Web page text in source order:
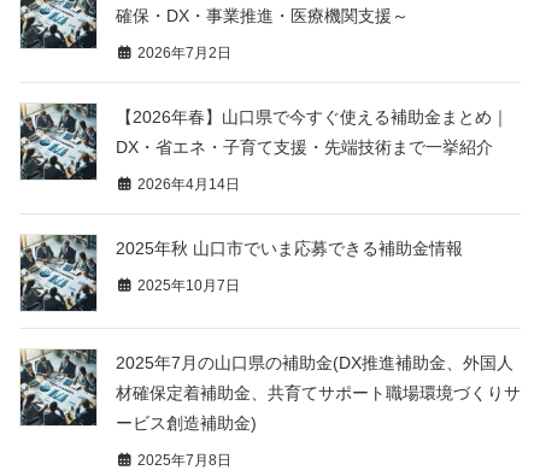
確保・DX・事業推進・医療機関支援～
2026年7月2日
【2026年春】山口県で今すぐ使える補助金まとめ｜
DX・省エネ・子育て支援・先端技術まで一挙紹介
2026年4月14日
2025年秋 山口市でいま応募できる補助金情報
2025年10月7日
2025年7月の山口県の補助金(DX推進補助金、外国人
材確保定着補助金、共育てサポート職場環境づくりサ
ービス創造補助金)
2025年7月8日